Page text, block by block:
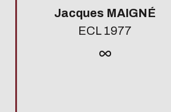
Jacques MAIGNÉ
ECL 1977